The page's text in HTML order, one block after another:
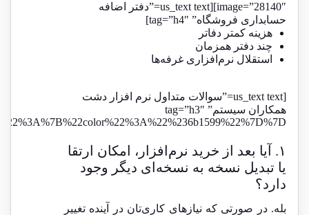
image=”28140″][us_text text=”دفتر اضافه
حسابداری فروشگاه” tag=”h4″]
هزینه کمتر دفاتر
چند دفتر همزمان
استقلال نرم‌افزاری غرفه‌ها
[us_text text=”سوالات متداول نرم افزار دشت
همکاران سیستم” tag=”h3″
۱. آیا بعد از خرید نرم‌افزار، امکان ارتقا
یا تبدیل نسخه به نسخه‌ای دیگر وجود
دارد؟
بله. در صورتی که نیازهای کاری‌تان در آینده تغییر